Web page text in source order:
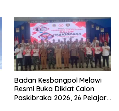
Badan Kesbangpol Melawi
Resmi Buka Diklat Calon
Paskibraka 2026, 26 Pelajar